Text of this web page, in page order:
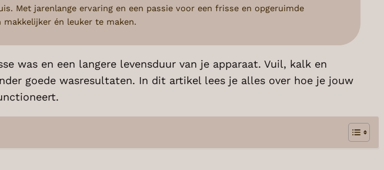
Met jarenlange ervaring en een passie voor een frisse en opgeruimde
én leuker te maken.
was en een langere levensduur van je apparaat. Vuil, kalk en
goede wasresultaten. In dit artikel lees je alles over hoe je jouw